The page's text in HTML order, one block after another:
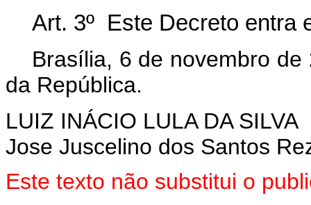
Art. 3º Este Decreto entra
Brasília, 6 de novembro de
da República.
LUIZ INÁCIO LULA DA SILVA
Jose Juscelino dos Santos
Este texto não substitui o